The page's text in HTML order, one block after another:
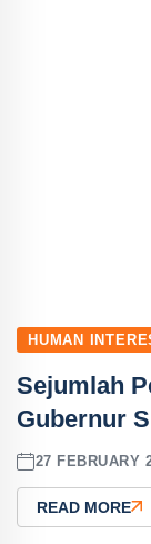
HUMAN
Sejumlah
Gubernur
27 FEBRUARY
READ MORE